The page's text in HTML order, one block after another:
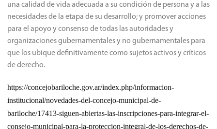
una calidad de vida adecuada a su condición de persona y a las
necesidades de la etapa de su desarrollo; y promover acciones
para el apoyo y consenso de todas las autoridades y
organizaciones gubernamentales y no gubernamentales para
que los ubique definitivamente como sujetos activos y críticos
de derecho.
https://concejobariloche.gov.ar/index.php/informacion-
institucional/novedades-del-concejo-municipal-de-
bariloche/17413-siguen-abiertas-las-inscripciones-para-integrar-el-
consejo-municipal-para-la-proteccion-integral-de-los-derechos-de-